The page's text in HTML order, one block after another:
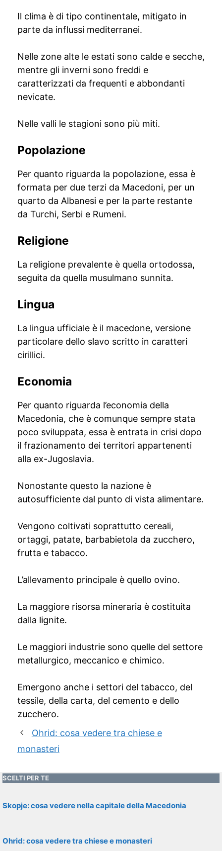
Il clima è di tipo continentale, mitigato in
parte da influssi mediterranei.
Nelle zone alte le estati sono calde e secche,
mentre gli inverni sono freddi e
caratterizzati da frequenti e abbondanti
nevicate.
Nelle valli le stagioni sono più miti.
Popolazione
Per quanto riguarda la popolazione, essa è
formata per due terzi da Macedoni, per un
quarto da Albanesi e per la parte restante
da Turchi, Serbi e Rumeni.
Religione
La religione prevalente è quella ortodossa,
seguita da quella musulmano sunnita.
Lingua
La lingua ufficiale è il macedone, versione
particolare dello slavo scritto in caratteri
cirillici.
Economia
Per quanto riguarda l’economia della
Macedonia, che è comunque sempre stata
poco sviluppata, essa è entrata in crisi dopo
il frazionamento dei territori appartenenti
alla ex-Jugoslavia.
Nonostante questo la nazione è
autosufficiente dal punto di vista alimentare.
Vengono coltivati soprattutto cereali,
ortaggi, patate, barbabietola da zucchero,
frutta e tabacco.
L’allevamento principale è quello ovino.
La maggiore risorsa mineraria è costituita
dalla lignite.
Le maggiori industrie sono quelle del settore
metallurgico, meccanico e chimico.
Emergono anche i settori del tabacco, del
tessile, della carta, del cemento e dello
zucchero.
Ohrid: cosa vedere tra chiese e
monasteri
SCELTI PER TE
Skopje: cosa vedere nella capitale della Macedonia
Ohrid: cosa vedere tra chiese e monasteri